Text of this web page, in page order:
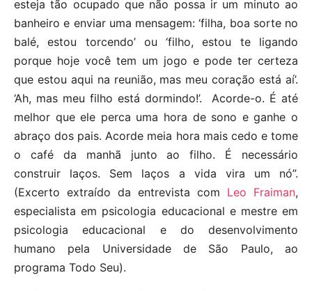
esteja tão ocupado que não possa ir um minuto ao
banheiro e enviar uma mensagem: ‘filha, boa sorte no
balé, estou torcendo’ ou ‘filho, estou te ligando
porque hoje você tem um jogo e pode ter certeza
que estou aqui na reunião, mas meu coração está aí’.
‘Ah, mas meu filho está dormindo!’. Acorde-o. É até
melhor que ele perca uma hora de sono e ganhe o
abraço dos pais. Acorde meia hora mais cedo e tome
o café da manhã junto ao filho. É necessário
construir laços. Sem laços a vida vira um nó”.
(Excerto extraído da entrevista com Leo Fraiman,
especialista em psicologia educacional e mestre em
psicologia educacional e do desenvolvimento
humano pela Universidade de São Paulo, ao
programa Todo Seu).